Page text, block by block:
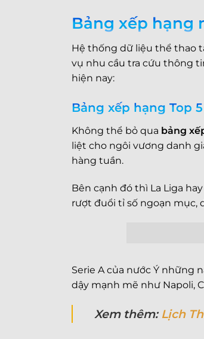
Bảng xếp hạng
Hệ thống dữ liệu thể thao
vụ nhu cầu tra cứu thông
hiện nay:
Bảng xếp hạng Top
Không thể bỏ qua bảng
liệt cho ngôi vương danh
hàng tuần.
Bên cạnh đó thì La Liga
rượt đuổi tỉ số ngoạn mục,
Serie A của nước Ý những
dậy mạnh mẽ như Napoli,
Xem thêm: Lịch